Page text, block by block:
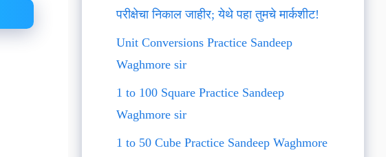
परीक्षेचा निकाल जाहीर; येथे पहा तुमचे मार्कशीट!
Unit Conversions Practice Sandeep
Waghmore sir
1 to 100 Square Practice Sandeep
Waghmore sir
1 to 50 Cube Practice Sandeep Waghmore